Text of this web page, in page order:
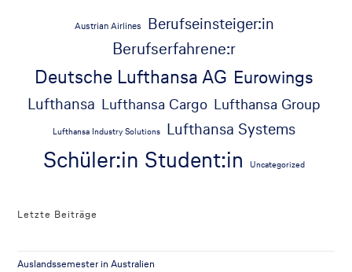
Austrian Airlines Berufseinsteiger:in
Berufserfahrene:r
Deutsche Lufthansa AG Eurowings
Lufthansa Lufthansa Cargo Lufthansa Group
Lufthansa Industry Solutions Lufthansa Systems
Schüler:in Student:in Uncategorized
Letzte Beiträge
Auslandssemester in Australien